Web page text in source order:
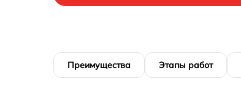
Преимущества Этапы работ